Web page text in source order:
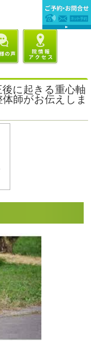
後に起きる重心軸
師がお伝えしま